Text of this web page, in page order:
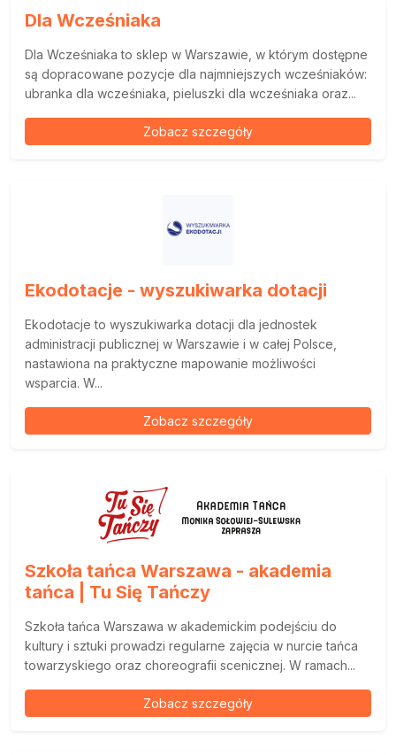
Dla Wcześniaka
Dla Wcześniaka to sklep w Warszawie, w którym dostępne
są dopracowane pozycje dla najmniejszych wcześniaków:
ubranka dla wcześniaka, pieluszki dla wcześniaka oraz...
Zobacz szczegóły
Ekodotacje - wyszukiwarka dotacji
Ekodotacje to wyszukiwarka dotacji dla jednostek
administracji publicznej w Warszawie i w całej Polsce,
nastawiona na praktyczne mapowanie możliwości
wsparcia. W...
Zobacz szczegóły
Szkoła tańca Warszawa - akademia
tańca | Tu Się Tańczy
Szkoła tańca Warszawa w akademickim podejściu do
kultury i sztuki prowadzi regularne zajęcia w nurcie tańca
towarzyskiego oraz choreografii scenicznej. W ramach...
Zobacz szczegóły